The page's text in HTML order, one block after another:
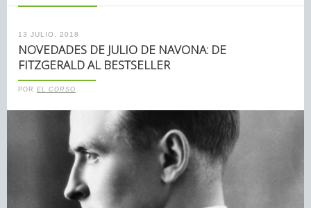
13 JULIO, 2018
NOVEDADES DE JULIO DE NAVONA: DE
FITZGERALD AL BESTSELLER
POR EL CORSO